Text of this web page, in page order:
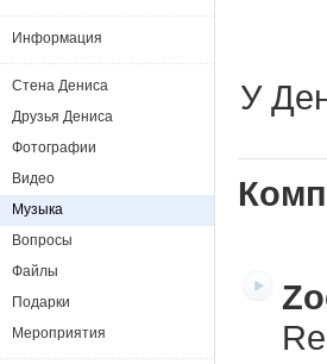
У
Информация
Стена Дениса
Друзья Дениса
Фотографии
Видео
Музыка
Вопросы
Файлы
Подарки
Мероприятия